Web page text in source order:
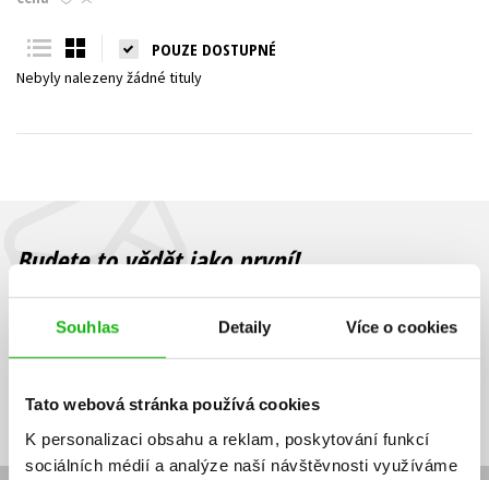
Souhlas Detaily Více o cookies
Tato webová stránka používá cookies
K personalizaci obsahu a reklam, poskytování funkcí
sociálních médií a analýze naší návštěvnosti využíváme
Young adult (SK)
Všechny tituly
POUZE DOSTUPNÉ
Nebyly nalezeny žádné tituly
Budete to vědět jako první!
Zajímá Vás, jaký knižní hit právě vychází, na jaké zboží je výhodná
sleva, jaká běží soutěž o ceny? Přihlášením k odběru našich e-
souhlasíte se zpracováním osobních údajů
mailová
adresa
mailová
adresa
Vaše e-mailová adresa Přihlásit se